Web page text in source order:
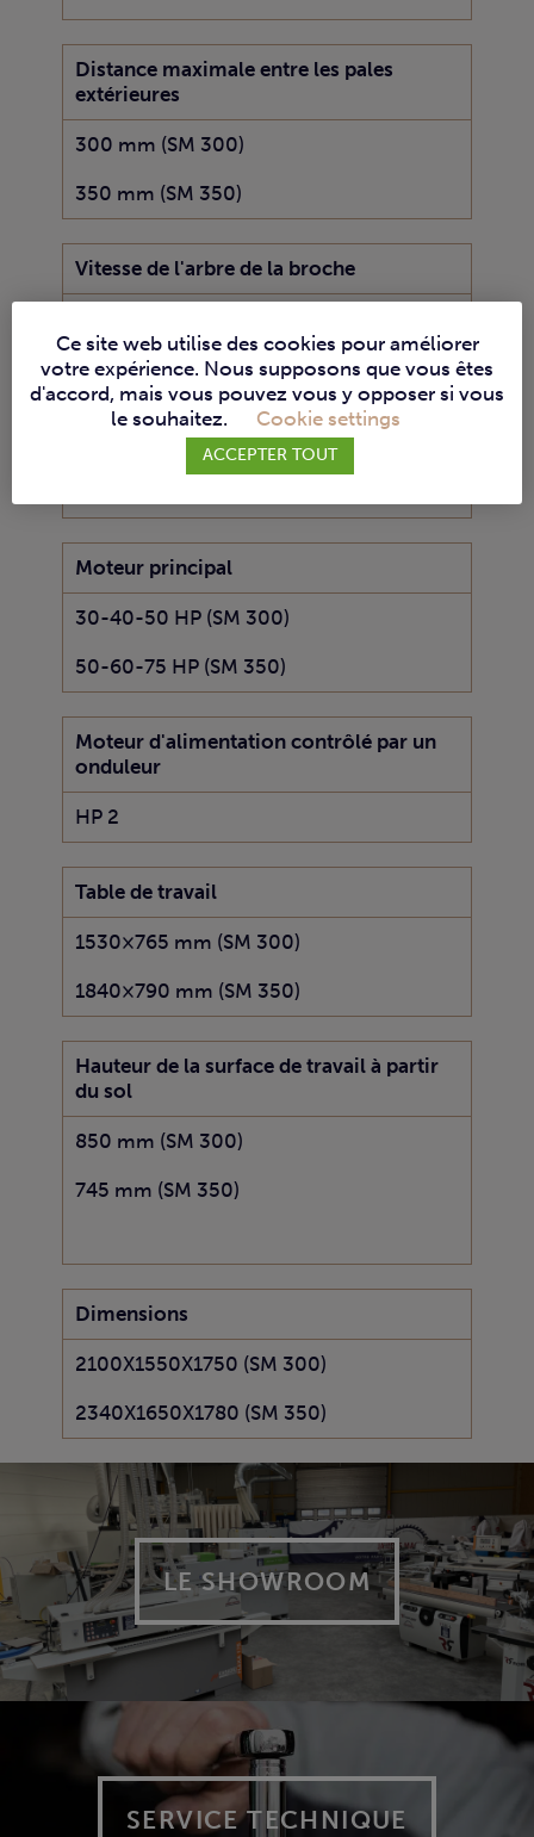
Distance maximale entre les pales
extérieures
300 mm (SM 300)
350 mm (SM 350)
Vitesse de l'arbre de la broche
Diamètre min/max des lames
203/350 mm (SM 300)
Moteur principal
30-40-50 HP (SM 300)
50-60-75 HP (SM 350)
Moteur d'alimentation contrôlé par un
onduleur
HP 2
Table de travail
1530×765 mm (SM 300)
1840×790 mm (SM 350)
Hauteur de la surface de travail à partir
du sol
850 mm (SM 300)
745 mm (SM 350)
Dimensions
2100X1550X1750 (SM 300)
2340X1650X1780 (SM 350)
LE SHOWROOM
SERVICE TECHNIQUE
Ce site web utilise des cookies pour améliorer
votre expérience. Nous supposons que vous êtes
d'accord, mais vous pouvez vous y opposer si vous
le souhaitez.
Cookie settings
ACCEPTER TOUT